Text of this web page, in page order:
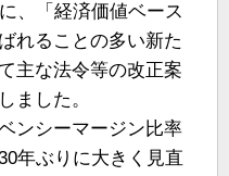
、「経済価値ベース
れることの多い新た
主な法令等の改正案
ました。
ンシーマージン比率
年ぶりに大きく見直